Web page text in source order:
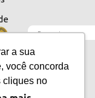
a sua
você concorda
cliques no